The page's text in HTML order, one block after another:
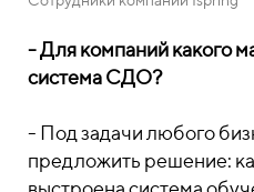
- Для компаний какого
система СДО?
- Под задачи любого
предложить решение: